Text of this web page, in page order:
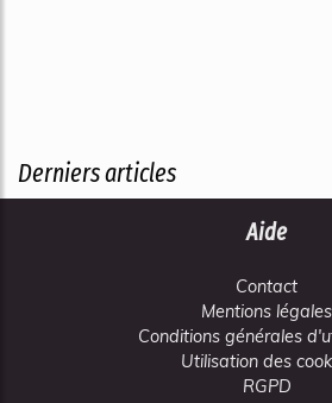
Derniers articles
Aide
Contact
Mentions légales
Conditions générales
Utilisation des
RGPD